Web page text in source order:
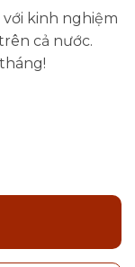
kinh nghiệm
cả nước.